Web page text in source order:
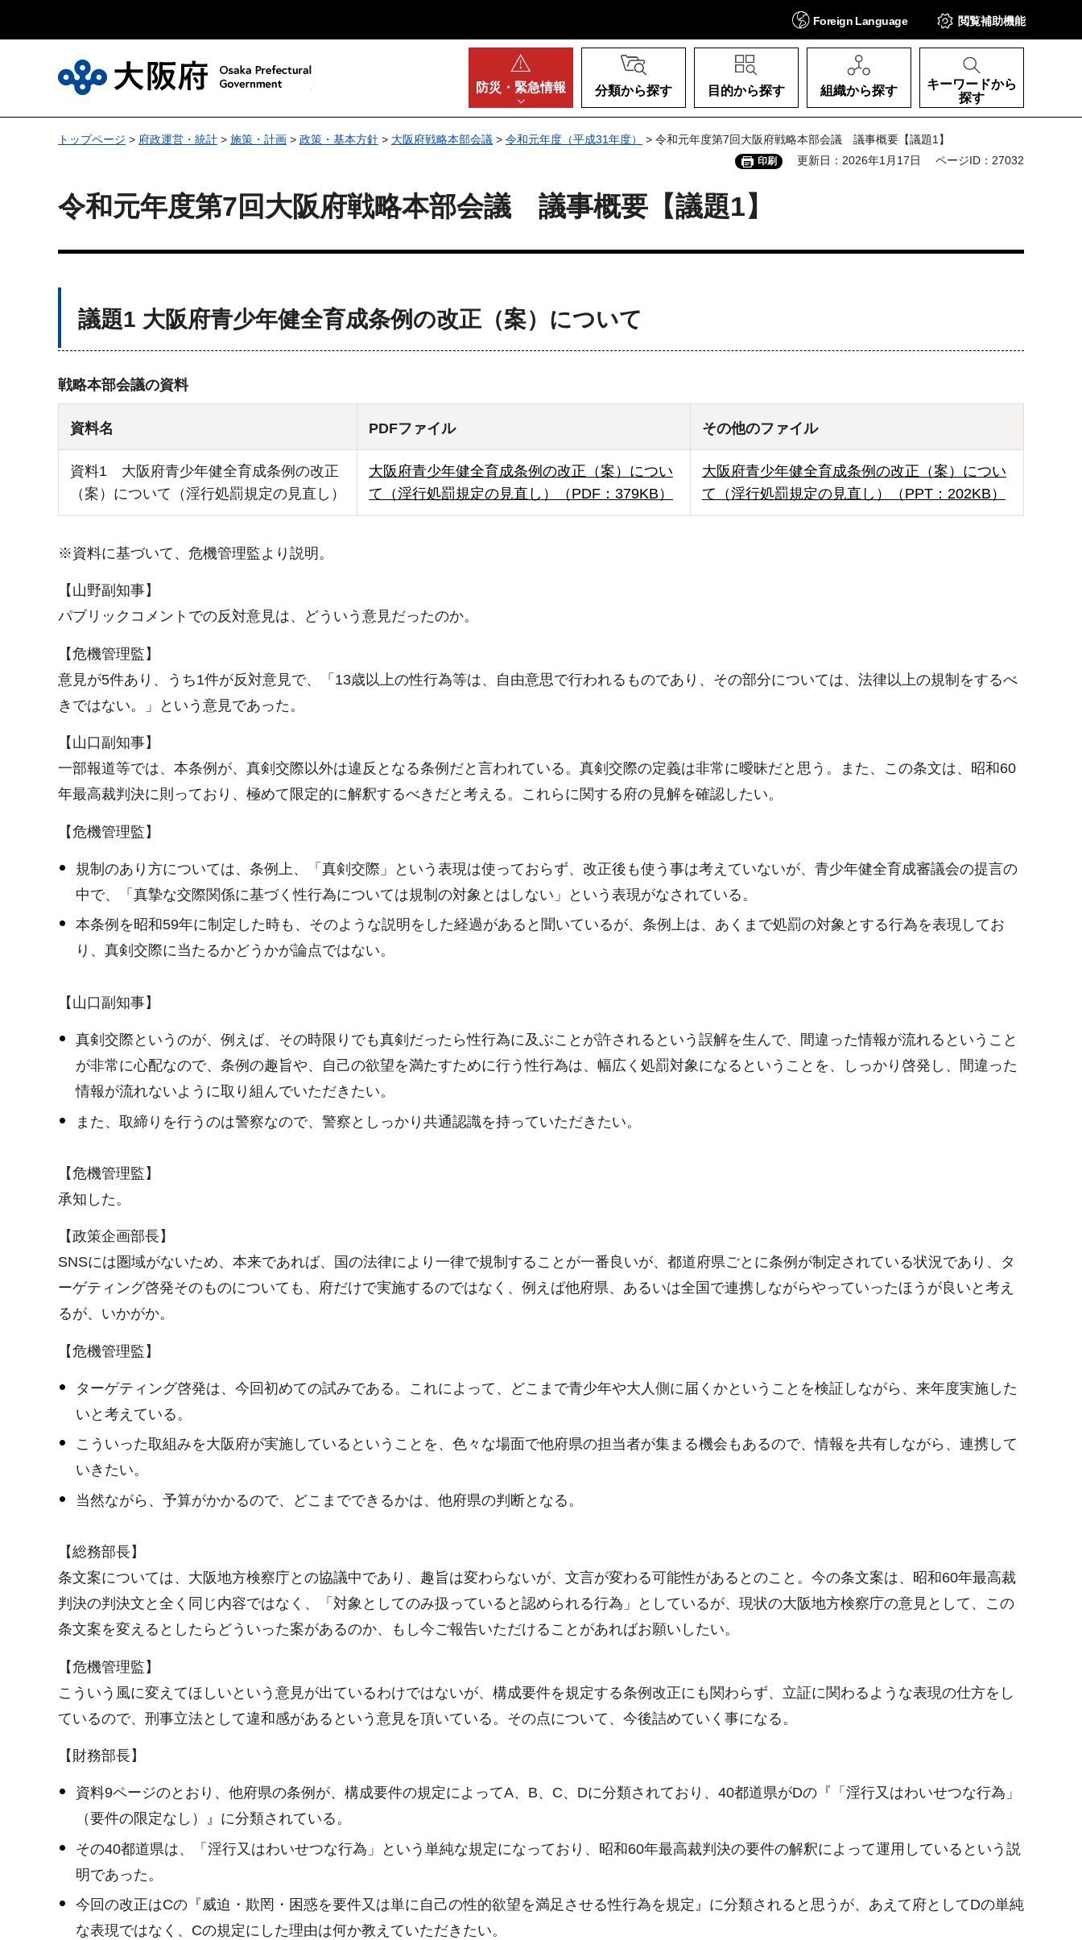
Foreign Language 閲覧補助機能
防災・ 緊急情報 分類から探す 目的から探す 組織から探す
キーワードから
探す
トップページ > 府政運営・統計 > 施策・計画 > 政策・基本方針 > 大阪府戦略本部会議 > 令和元年度（平成31年度） > 令和元年度第7回大阪府戦略本部会議 議事概要【議題1】
印刷 更新日：2026年1月17日 ページID：27032
令和元年度第7回大阪府戦略本部会議 議事概要【議題1】
議題1 大阪府青少年健全育成条例の改正（案）について
戦略本部会議の資料
資料名 PDFファイル その他のファイル
資料1 大阪府青少年健全育成条例の改正
（案）について（淫行処罰規定の見直し）
大阪府青少年健全育成条例の改正（案）につい
て（淫行処罰規定の見直し）（PDF：379KB）
大阪府青少年健全育成条例の改正（案）につい
て（淫行処罰規定の見直し）（PPT：202KB）
※資料に基づいて、危機管理監より説明。
【山野副知事】
パブリックコメントでの反対意見は、どういう意見だったのか。
【危機管理監】
意見が5件あり、うち1件が反対意見で、「13歳以上の性行為等は、自由意思で行われるものであり、その部分については、法律以上の規制をするべ
きではない。」という意見であった。
【山口副知事】
一部報道等では、本条例が、真剣交際以外は違反となる条例だと言われている。真剣交際の定義は非常に曖昧だと思う。また、この条文は、昭和60
年最高裁判決に則っており、極めて限定的に解釈するべきだと考える。これらに関する府の見解を確認したい。
【危機管理監】
規制のあり方については、条例上、「真剣交際」という表現は使っておらず、改正後も使う事は考えていないが、青少年健全育成審議会の提言の
中で、「真摯な交際関係に基づく性行為については規制の対象とはしない」という表現がなされている。
本条例を昭和59年に制定した時も、そのような説明をした経過があると聞いているが、条例上は、あくまで処罰の対象とする行為を表現してお
り、真剣交際に当たるかどうかが論点ではない。
【山口副知事】
真剣交際というのが、例えば、その時限りでも真剣だったら性行為に及ぶことが許されるという誤解を生んで、間違った情報が流れるということ
が非常に心配なので、条例の趣旨や、自己の欲望を満たすために行う性行為は、幅広く処罰対象になるということを、しっかり啓発し、間違った
情報が流れないように取り組んでいただきたい。
また、取締りを行うのは警察なので、警察としっかり共通認識を持っていただきたい。
【危機管理監】
承知した。
【政策企画部長】
SNSには圏域がないため、本来であれば、国の法律により一律で規制することが一番良いが、都道府県ごとに条例が制定されている状況であり、タ
ーゲティング啓発そのものについても、府だけで実施するのではなく、例えば他府県、あるいは全国で連携しながらやっていったほうが良いと考え
るが、いかがか。
【危機管理監】
ターゲティング啓発は、今回初めての試みである。これによって、どこまで青少年や大人側に届くかということを検証しながら、来年度実施した
いと考えている。
こういった取組みを大阪府が実施しているということを、色々な場面で他府県の担当者が集まる機会もあるので、情報を共有しながら、連携して
いきたい。
当然ながら、予算がかかるので、どこまでできるかは、他府県の判断となる。
【総務部長】
条文案については、大阪地方検察庁との協議中であり、趣旨は変わらないが、文言が変わる可能性があるとのこと。今の条文案は、昭和60年最高裁
判決の判決文と全く同じ内容ではなく、「対象としてのみ扱っていると認められる行為」としているが、現状の大阪地方検察庁の意見として、この
条文案を変えるとしたらどういった案があるのか、もし今ご報告いただけることがあればお願いしたい。
【危機管理監】
こういう風に変えてほしいという意見が出ているわけではないが、構成要件を規定する条例改正にも関わらず、立証に関わるような表現の仕方をし
ているので、刑事立法として違和感があるという意見を頂いている。その点について、今後詰めていく事になる。
【財務部長】
資料9ページのとおり、他府県の条例が、構成要件の規定によってA、B、C、Dに分類されており、40都道県がDの『「淫行又はわいせつな行為」
（要件の限定なし）』に分類されている。
その40都道県は、「淫行又はわいせつな行為」という単純な規定になっており、昭和60年最高裁判決の要件の解釈によって運用しているという説
明であった。
今回の改正はCの『威迫・欺罔・困惑を要件又は単に自己の性的欲望を満足させる性行為を規定』に分類されると思うが、あえて府としてDの単純
な表現ではなく、Cの規定にした理由は何か教えていただきたい。